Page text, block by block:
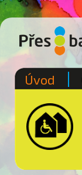
Úvod